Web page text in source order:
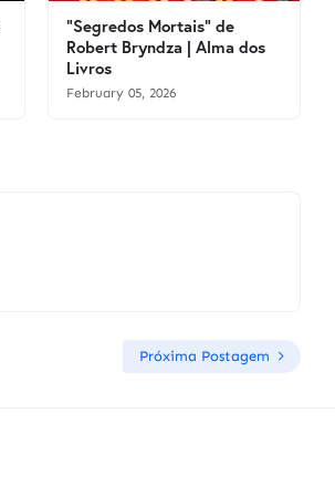
"Segredos Mortais" de
Robert Bryndza | Alma dos
Livros
February 05, 2026
Próxima Postagem